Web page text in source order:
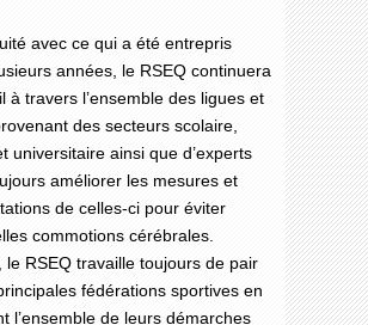
avec ce qui a été entrepris
années, le RSEQ continuera
à travers l’ensemble des ligues et
des secteurs scolaire,
universitaire ainsi que d’experts
améliorer les mesures et
de celles-ci pour éviter
commotions cérébrales.
le RSEQ travaille toujours de pair
fédérations sportives en
l’ensemble de leurs démarches